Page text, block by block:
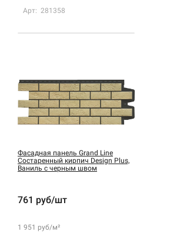
Арт: 281358
Фасадная панель Grand Line
Состаренный кирпич Design Plus,
Ваниль с черным швом
761 руб/шт
1 951 руб/м²